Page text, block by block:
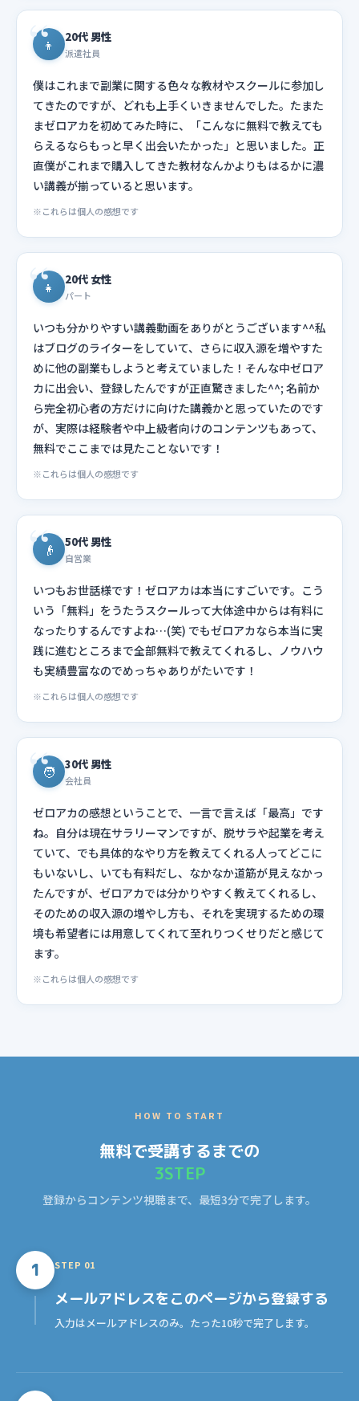
👦 20代 男性
派遣社員
僕はこれまで副業に関する色々な教材やスクールに参加し
てきたのですが、どれも上手くいきませんでした。たまた
まゼロアカを初めてみた時に、「こんなに無料で教えても
らえるならもっと早く出会いたかった」と思いました。正
直僕がこれまで購入してきた教材なんかよりもはるかに濃
い講義が揃っていると思います。
※これらは個人の感想です
👧 20代 女性
パート
いつも分かりやすい講義動画をありがとうございます^^私
はブログのライターをしていて、さらに収入源を増やすた
めに他の副業もしようと考えていました！そんな中ゼロア
カに出会い、登録したんですが正直驚きました^^; 名前か
ら完全初心者の方だけに向けた講義かと思っていたのです
が、実際は経験者や中上級者向けのコンテンツもあって、
無料でここまでは見たことないです！
※これらは個人の感想です
👴 50代 男性
自営業
いつもお世話様です！ゼロアカは本当にすごいです。こう
いう「無料」をうたうスクールって大体途中からは有料に
なったりするんですよね…(笑) でもゼロアカなら本当に実
践に進むところまで全部無料で教えてくれるし、ノウハウ
も実績豊富なのでめっちゃありがたいです！
※これらは個人の感想です
🧑 30代 男性
会社員
ゼロアカの感想ということで、一言で言えば「最高」です
ね。自分は現在サラリーマンですが、脱サラや起業を考え
ていて、でも具体的なやり方を教えてくれる人ってどこに
もいないし、いても有料だし、なかなか道筋が見えなかっ
たんですが、ゼロアカでは分かりやすく教えてくれるし、
そのための収入源の増やし方も、それを実現するための環
境も希望者には用意してくれて至れりつくせりだと感じて
ます。
※これらは個人の感想です
HOW TO START
無料で受講するまでの
3STEP
登録からコンテンツ視聴まで、最短3分で完了します。
1 STEP 01
メールアドレスをこのページから登録する
入力はメールアドレスのみ。たった10秒で完了します。